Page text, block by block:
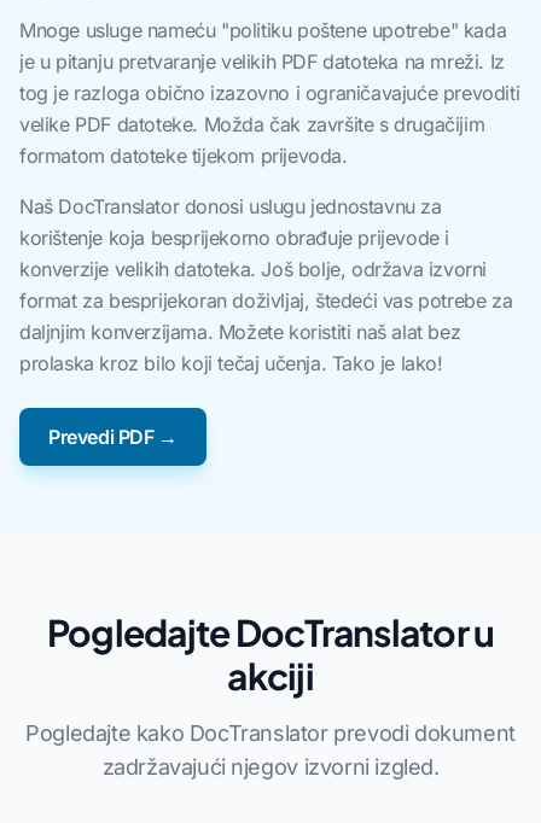
Mnoge usluge nameću "politiku poštene upotrebe" kada
je u pitanju pretvaranje velikih PDF datoteka na mreži. Iz
tog je razloga obično izazovno i ograničavajuće prevoditi
velike PDF datoteke. Možda čak završite s drugačijim
formatom datoteke tijekom prijevoda.
Naš DocTranslator donosi uslugu jednostavnu za
korištenje koja besprijekorno obrađuje prijevode i
konverzije velikih datoteka. Još bolje, održava izvorni
format za besprijekoran doživljaj, štedeći vas potrebe za
daljnjim konverzijama. Možete koristiti naš alat bez
prolaska kroz bilo koji tečaj učenja. Tako je lako!
Prevedi PDF →
Pogledajte DocTranslator u
akciji
Pogledajte kako DocTranslator prevodi dokument
zadržavajući njegov izvorni izgled.